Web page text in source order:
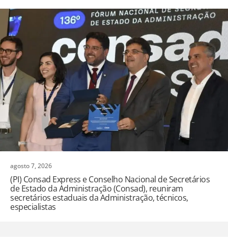
agosto 7, 2026
(PI) Consad Express e Conselho Nacional de Secretários
de Estado da Administração (Consad), reuniram
secretários estaduais da Administração, técnicos,
especialistas